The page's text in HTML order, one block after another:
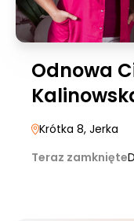
Odnowa
Krótka 8, Jerka
Teraz zamknięte